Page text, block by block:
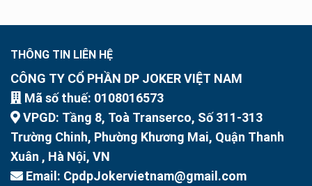
THÔNG TIN LIÊN HỆ
CÔNG TY CỔ PHẦN DP JOKER VIỆT NAM
Mã số thuế: 0108016573
VPGD: Tầng 8, Toà Transerco, Số 311-313
Trường Chinh, Phường Khương Mai, Quận Thanh
Xuân , Hà Nội, VN
Email: CpdpJokervietnam@gmail.com